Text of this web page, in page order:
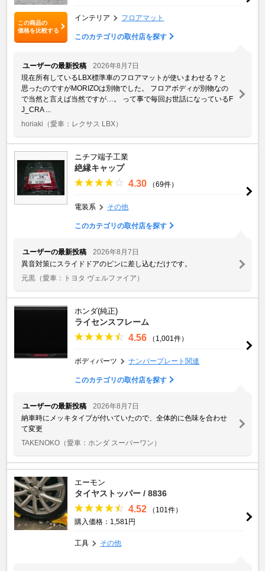
この商品の
価格を比較する
インテリア フロアマット
このカテゴリの取付店を探す
ユーザーの最新投稿
2026年8月7日
現在所有しているLBX標準車のフロアマットが使いまわせる？と
思ったのですがMORIZOは別物でした。 フロアボディが別物なの
で当然と言えば当然ですが…。 って事で毎回お世話になっているF
J_CRA ...
horiaki （愛車：レクサス LBX）
ニチフ端子工業
絶縁キャップ
4.30 （69件）
電装系 その他
このカテゴリの取付店を探す
ユーザーの最新投稿
2026年8月7日
異音対策にスライドドアのピンに差し込むだけです。
元黒 （愛車：トヨタ ヴェルファイア）
ホンダ(純正)
ライセンスフレーム
4.56 （1,001件）
ボディパーツ ナンバープレート関連
このカテゴリの取付店を探す
ユーザーの最新投稿
2026年8月7日
納車時にメッキタイプが付いていたので、全体的に色味を合わせ
て変更
TAKENOKO （愛車：ホンダ スーパーワン）
エーモン
タイヤストッパー / 8836
4.52
（101件）
購入価格：1,581円
工具 その他